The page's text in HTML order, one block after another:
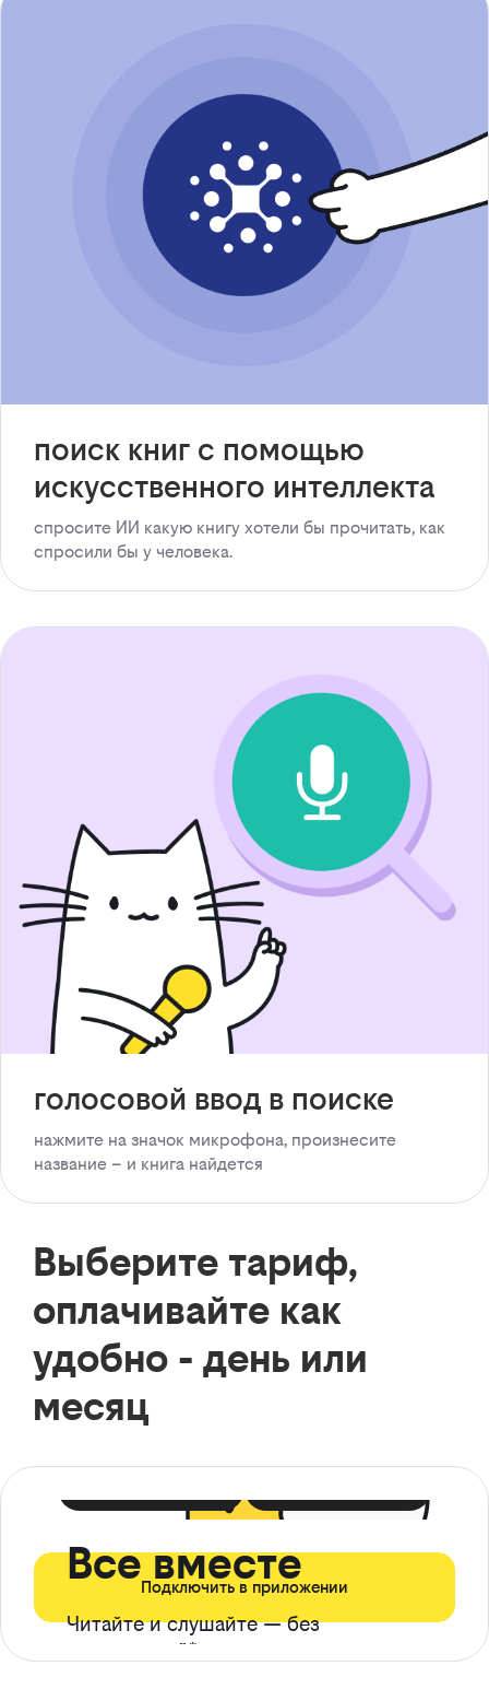
поиск книг с помощью
искусственного интеллекта
спросите ИИ какую книгу хотели бы прочитать, как
спросили бы у человека.
голосовой ввод в поиске
нажмите на значок микрофона, произнесите
название – и книга найдется
Выберите тариф,
оплачивайте как
удобно - день или
месяц
Все вместе
Читайте и слушайте — без
ограничений*
Подключить в приложении